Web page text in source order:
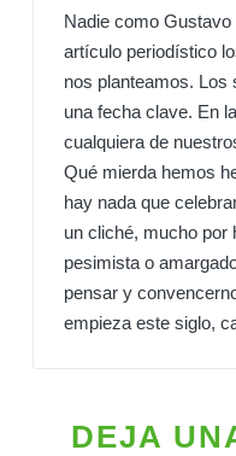
Nadie como
artículo periodístico
nos planteamos. Los
una fecha clave. En
cualquiera de
Qué mierda hemos
hay nada que
un cliché, mucho por
pesimista o
pensar y
empieza este siglo,
DEJA